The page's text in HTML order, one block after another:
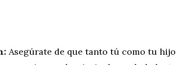
Asegúrate de que tanto tú como tu hijo